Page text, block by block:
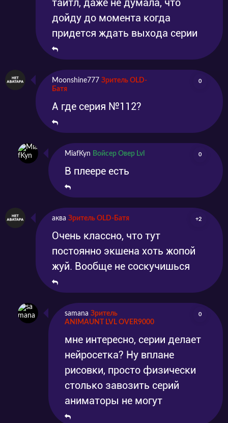
тайтл, даже не думала, что
дойду до момента когда
придется ждать выхода серии
Moonshine777 Зритель OLD-
Батя
0
А где серия №112?
MiafKyn Войсер Овер Lvl 0
В плеере есть
аква Зритель OLD-Батя +2
Очень классно, что тут
постоянно экшена хоть жопой
жуй. Вообще не соскучишься
samana Зритель
ANIMAUNT LVL OVER9000
0
мне интересно, серии делает
нейросетка? Ну вплане
рисовки, просто физически
столько завозить серий
аниматоры не могут